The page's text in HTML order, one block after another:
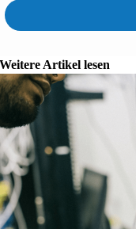
Weitere Artikel lesen